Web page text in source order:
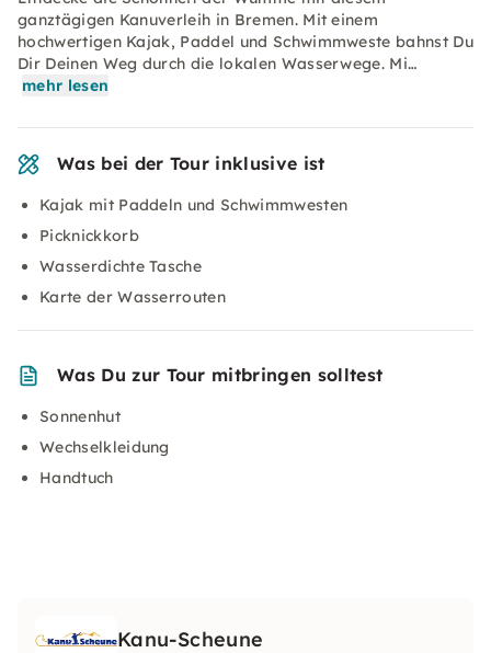
ganztägigen Kanuverleih in Bremen. Mit einem
hochwertigen Kajak, Paddel und Schwimmweste bahnst Du
Dir Deinen Weg durch die lokalen Wasserwege. Mi…
mehr lesen
Was bei der Tour inklusive ist
Kajak mit Paddeln und Schwimmwesten
Picknickkorb
Wasserdichte Tasche
Karte der Wasserrouten
Was Du zur Tour mitbringen solltest
Sonnenhut
Wechselkleidung
Handtuch
Kanu-Scheune